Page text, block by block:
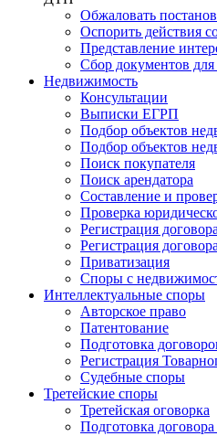
Обжаловать
Оспорить действия
Представление
Сбор документов
Недвижимость
Консультации
Выписки ЕГРП
Подбор объектов
Подбор объектов
Поиск покупателя
Поиск арендатора
Составление и
Проверка
Регистрация
Регистрация
Приватизация
Cпоры с
Интеллектуальные споры
Авторское право
Патентование
Подготовка
Регистрация
Судебные споры
Третейские споры
Третейская оговорка
Подготовка